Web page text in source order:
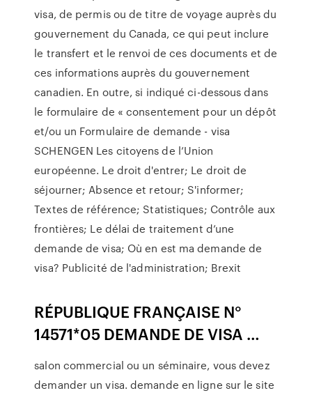
visa, de permis ou de titre de voyage auprès du
gouvernement du Canada, ce qui peut inclure
le transfert et le renvoi de ces documents et de
ces informations auprès du gouvernement
canadien. En outre, si indiqué ci-dessous dans
le formulaire de « consentement pour un dépôt
et/ou un Formulaire de demande - visa
SCHENGEN Les citoyens de l’Union
européenne. Le droit d'entrer; Le droit de
séjourner; Absence et retour; S'informer;
Textes de référence; Statistiques; Contrôle aux
frontières; Le délai de traitement d’une
demande de visa; Où en est ma demande de
visa? Publicité de l'administration; Brexit
RÉPUBLIQUE FRANÇAISE N°
14571*05 DEMANDE DE VISA …
salon commercial ou un séminaire, vous devez
demander un visa. demande en ligne sur le site